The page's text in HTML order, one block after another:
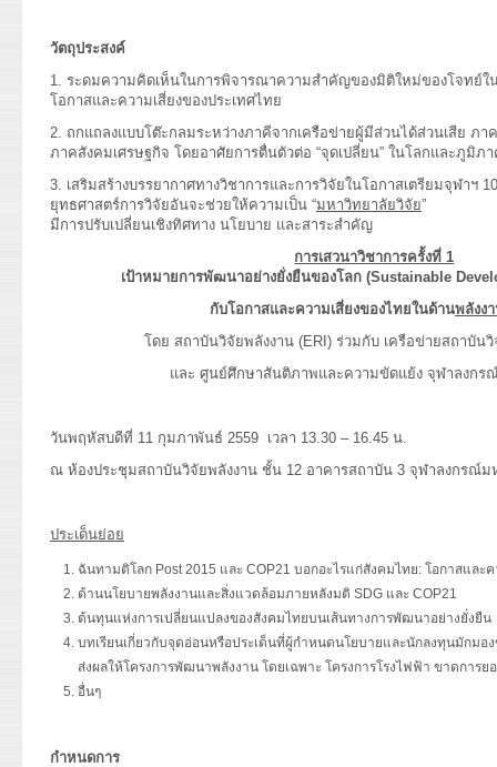
วัตถุประสงค์
1. ระดมความคิดเห็นในการพิจารณาความสำคัญของมิติใหม่ของโจทย์ใ
โอกาสและความเสี่ยงของประเทศไทย
2. ถกแถลงแบบโต๊ะกลมระหว่างภาคีจากเครือข่ายผู้มีส่วนได้ส่วนเสีย ภา
ภาคสังคมเศรษฐกิจ โดยอาศัยการตื่นตัวต่อ “จุดเปลี่ยน” ในโลกและภูมิภ
3. เสริมสร้างบรรยากาศทางวิชาการและการวิจัยในโอกาสเตรียมจุฬาฯ
ยุทธศาสตร์การวิจัยอันจะช่วยให้ความเป็น “มหาวิทยาลัยวิจัย”
มีการปรับเปลี่ยนเชิงทิศทาง นโยบาย และสาระสำคัญ
การเสวนาวิชาการครั้งที่ 1
เป้าหมายการพัฒนาอย่างยั่งยืนของโลก (Sustainable
กับโอกาสและความเสี่ยงของไทยในด้านพลังง
โดย สถาบันวิจัยพลังงาน (ERI) ร่วมกับ เครือข่ายสถาบันวิ
และ ศูนย์ศึกษาสันติภาพและความขัดแย้ง จุฬาลงกร
วันพฤหัสบดีที่ 11 กุมภาพันธ์ 2559 เวลา 13.30 – 16.45 น.
ณ ห้องประชุมสถาบันวิจัยพลังงาน ชั้น 12 อาคารสถาบัน 3 จุฬาลงกรณ์ม
ประเด็นย่อย
ฉันทามติโลก Post 2015 และ COP21 บอกอะไรแก่สังคมไทย: โอกาสและค
ด้านนโยบายพลังงานและสิ่งแวดล้อมภายหลังมติ SDG และ COP21
ต้นทุนแห่งการเปลี่ยนแปลงของสังคมไทยบนเส้นทางการพัฒนาอย่างยั่งยืน
บทเรียนเกี่ยวกับจุดอ่อนหรือประเด็นที่ผู้กำหนดนโยบายและนักลงทุนมักมอ
ส่งผลให้โครงการพัฒนาพลังงาน โดยเฉพาะ โครงการโรงไฟฟ้า ขาดการ
อื่นๆ
กำหนดการ